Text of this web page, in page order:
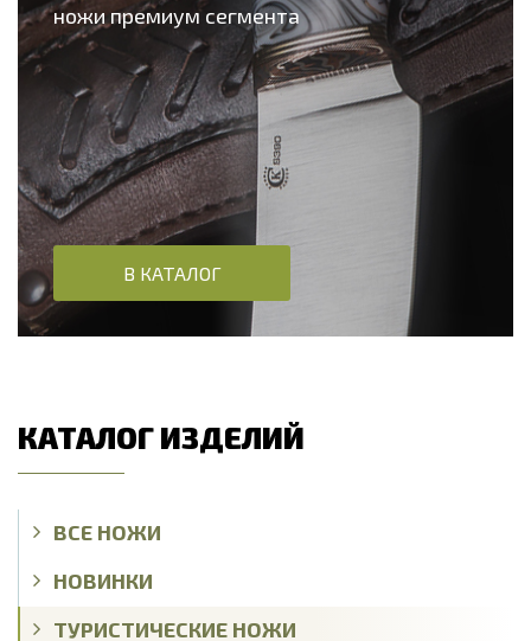
ножи премиум сегмента
В КАТАЛОГ
КАТАЛОГ ИЗДЕЛИЙ
ВСЕ НОЖИ
НОВИНКИ
ТУРИСТИЧЕСКИЕ НОЖИ